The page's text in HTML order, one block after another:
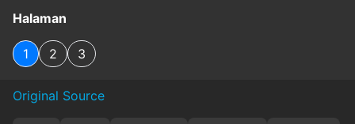
Halaman
1 2 3
Original Source